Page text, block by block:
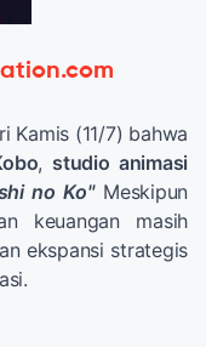
Kamis (11/7) bahwa
, studio animasi
no Ko"Meskipun
keuangan masih
ekspansi strategis